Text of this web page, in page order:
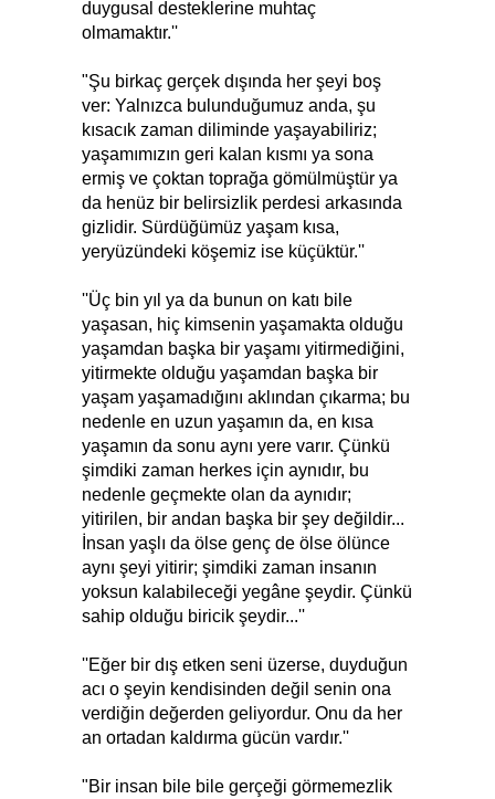
duygusal desteklerine muhtaç
olmamaktır.''
"Şu birkaç gerçek dışında her şeyi boş
ver: Yalnızca bulunduğumuz anda, şu
kısacık zaman diliminde yaşayabiliriz;
yaşamımızın geri kalan kısmı ya sona
ermiş ve çoktan toprağa gömülmüştür ya
da henüz bir belirsizlik perdesi arkasında
gizlidir. Sürdüğümüz yaşam kısa,
yeryüzündeki köşemiz ise küçüktür.''
''Üç bin yıl ya da bunun on katı bile
yaşasan, hiç kimsenin yaşamakta olduğu
yaşamdan başka bir yaşamı yitirmediğini,
yitirmekte olduğu yaşamdan başka bir
yaşam yaşamadığını aklından çıkarma; bu
nedenle en uzun yaşamın da, en kısa
yaşamın da sonu aynı yere varır. Çünkü
şimdiki zaman herkes için aynıdır, bu
nedenle geçmekte olan da aynıdır;
yitirilen, bir andan başka bir şey değildir...
İnsan yaşlı da ölse genç de ölse ölünce
aynı şeyi yitirir; şimdiki zaman insanın
yoksun kalabileceği yegâne şeydir. Çünkü
sahip olduğu biricik şeydir...''
''Eğer bir dış etken seni üzerse, duyduğun
acı o şeyin kendisinden değil senin ona
verdiğin değerden geliyordur. Onu da her
an ortadan kaldırma gücün vardır.''
"Bir insan bile bile gerçeği görmemezlik